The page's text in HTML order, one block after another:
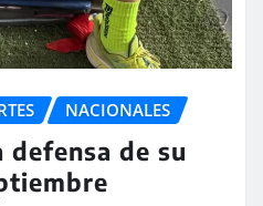
NACIONALES
defensa de su